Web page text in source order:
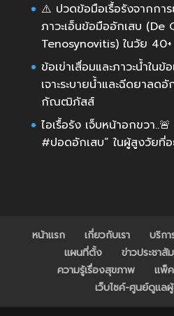
⚠️ ปวดข้อมือเรื้อรังจากกา
ภาวะเอ็นข้อมืออักเสบ (De
Tenosynovitis) ในวัย 40+
ข้อเข่าเสื่อมและภาวะน้ำใน
เจาะระบายน้ำและฉีดยาลด
กัณฒิภัสส์
ไอเรื้อรัง เจ็บหน้าอกขวา
#ปอดอักเสบ” ในผู้สูงวัยที่
หน้าแรก เกี่ยวกับเรา บริกา
แผนที่ตั้ง
ข่าวประชา
ความรู้เรื่องสุขภาพ
แพ็ค
เว็บไซค์-ศูนย์ดูแล